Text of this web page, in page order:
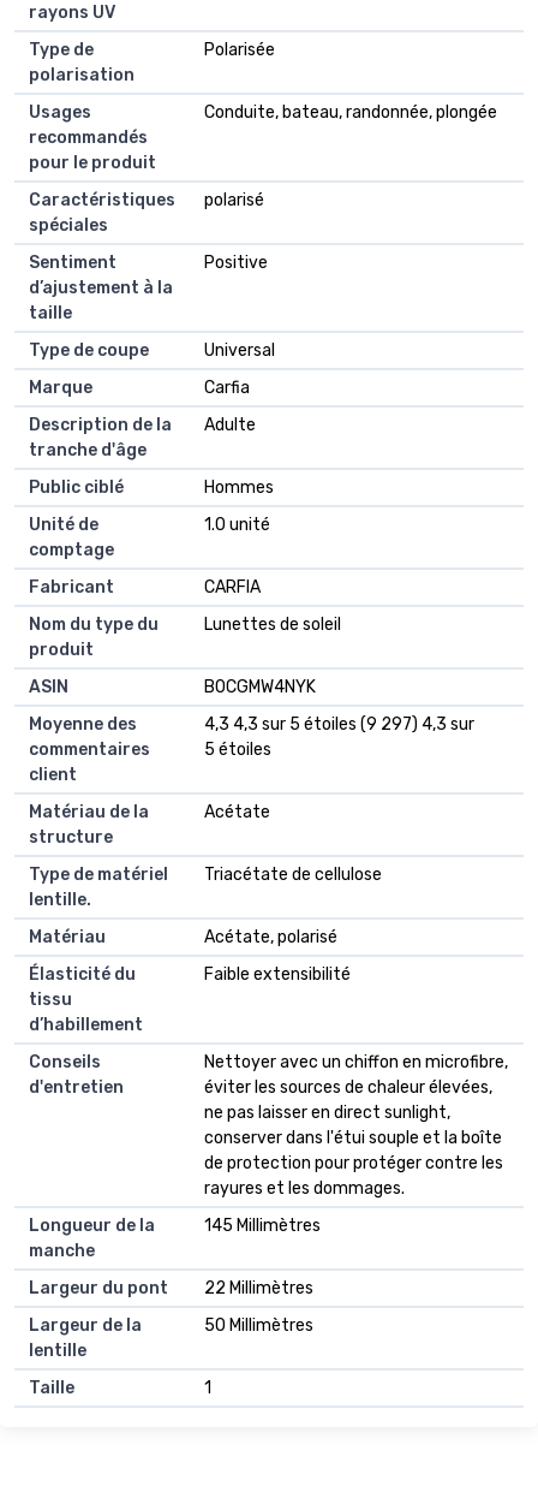
rayons UV
Type de
polarisation
Polarisée
Usages
recommandés
pour le produit
Conduite, bateau, randonnée, plongée
Caractéristiques
spéciales
polarisé
Sentiment
d’ajustement à la
taille
Positive
Type de coupe
Universal
Marque
Carfia
Description de la
tranche d'âge
Adulte
Public ciblé
Hommes
Unité de
comptage
1.0 unité
Fabricant
CARFIA
Nom du type du
produit
Lunettes de soleil
ASIN
B0CGMW4NYK
Moyenne des
commentaires
client
4,3 4,3 sur 5 étoiles (9 297) 4,3 sur
5 étoiles
Matériau de la
structure
Acétate
Type de matériel
lentille.
Triacétate de cellulose
Matériau
Acétate, polarisé
Élasticité du
tissu
d’habillement
Faible extensibilité
Conseils
d'entretien
Nettoyer avec un chiffon en microfibre,
éviter les sources de chaleur élevées,
ne pas laisser en direct sunlight,
conserver dans l'étui souple et la boîte
de protection pour protéger contre les
rayures et les dommages.
Longueur de la
manche
145 Millimètres
Largeur du pont
22 Millimètres
Largeur de la
lentille
50 Millimètres
Taille 1